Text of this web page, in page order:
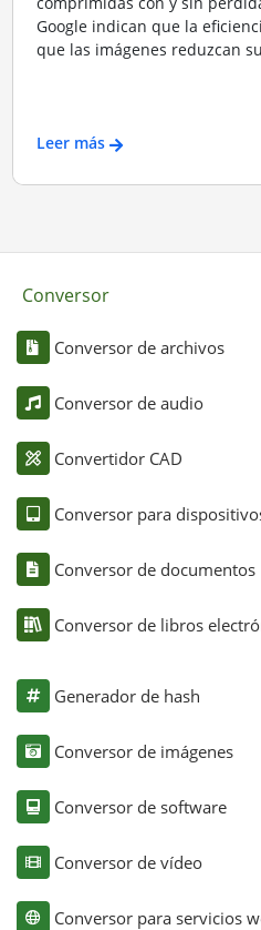
Google indican que la
que las imágenes reduzcan
Leer más
Conversor
Conversor de archivos
Conversor de audio
Convertidor CAD
Conversor para
Conversor de documentos
Conversor de libros
Generador de hash
Conversor de imágenes
Conversor de software
Conversor de vídeo
Conversor para servicios